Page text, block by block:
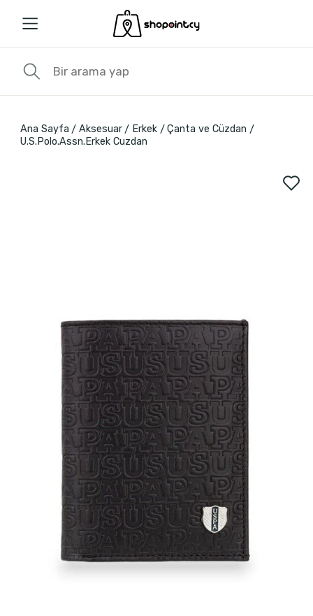
Ana Sayfa Aksesuar Erkek
Çanta ve Cüzdan
U.S.Polo.Assn.Erkek Cuzdan